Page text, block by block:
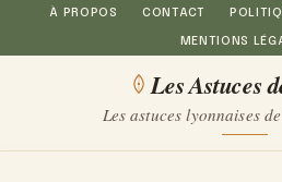
Aller
au
À PROPOS CONTACT
MENTIONS
Les Astuces
Les astuces lyonnaises